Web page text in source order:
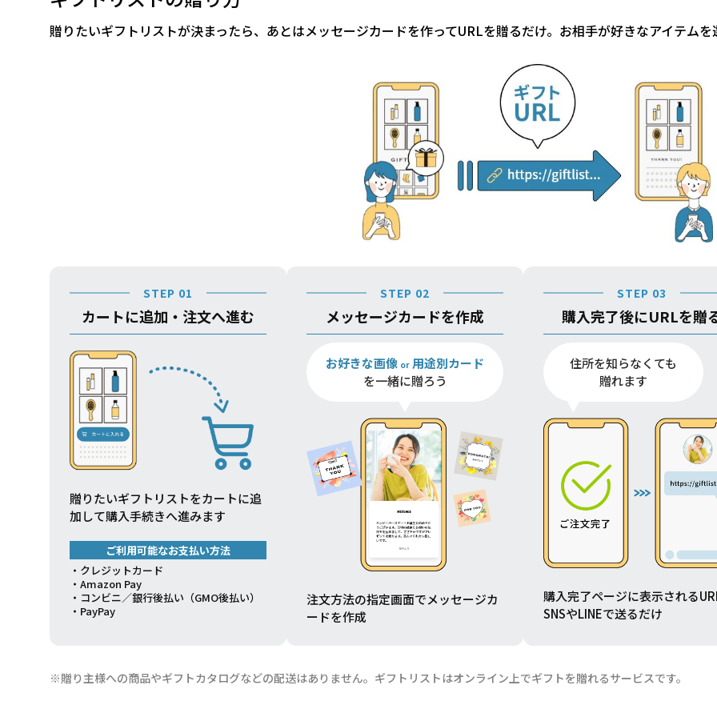
贈りたいギフトリストが決まったら、あとはメッセージカードを作ってURLを贈るだけ。お相手が好きなアイテム
STEP 01
カートに追加・注文へ進む
贈りたいギフトリストをカートに追
加して購入手続きへ進みます
ご利用可能なお支払い方法
・クレジットカード
・Amazon Pay
・コンビニ／銀行後払い（GMO後払い）
・PayPay
STEP 02
メッセージカードを作成
お好きな画像 or 用途別カード
を一緒に贈ろう
注文方法の指定画面でメッセージカ
ードを作成
STEP 03
購入完了後にURLを贈
住所を知らなくても
贈れます
購入完了ページに表示される
SNSやLINEで送るだけ
※贈り主様への商品やギフトカタログなどの配送はありません。ギフトリストはオンライン上でギフトを贈れるサービスです。